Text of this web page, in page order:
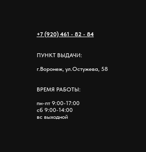
+7 (920) 461 - 82 - 84
ПУНКТ ВЫДАЧИ:
г.Воронеж, ул.Остужева, 58
ВРЕМЯ РАБОТЫ:
пн-пт 9:00-17:00
сб 9:00-14:00
вс выходной